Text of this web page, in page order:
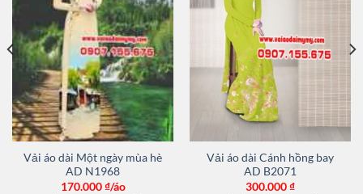
Vải áo dài Một ngày mùa hè
AD N1968
170.000₫/áo
Vải áo dài Cánh hồng bay
AD B2071
300.000₫